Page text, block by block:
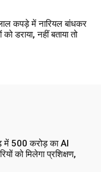
कपड़े में नारियल बांधकर
डराया, नहीं बताया तो
में 500 करोड़ का AI
को मिलेगा प्रशिक्षण,